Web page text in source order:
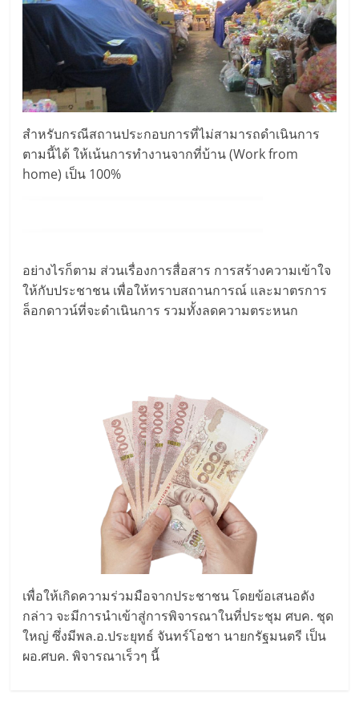
สำหรับกรณีสถานประกอบการที่ไม่สามารถดำเนินการ
ตามนี้ได้ ให้เน้นการทำงานจากที่บ้าน (Work from
home) เป็น 100%
อย่างไรก็ตาม ส่วนเรื่องการสื่อสาร การสร้างความเข้าใจ
ให้กับประชาชน เพื่อให้ทราบสถานการณ์ และมาตรการ
ล็อกดาวน์ที่จะดำเนินการ รวมทั้งลดความตระหนก
เพื่อให้เกิดความร่วมมือจากประชาชน โดยข้อเสนอดัง
กล่าว จะมีการนำเข้าสู่การพิจารณาในที่ประชุม ศบค. ชุด
ใหญ่ ซึ่งมีพล.อ.ประยุทธ์ จันทร์โอชา นายกรัฐมนตรี เป็น
ผอ.ศบค. พิจารณาเร็วๆ นี้